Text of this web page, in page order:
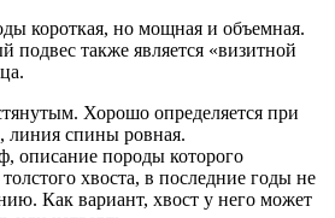
короткая, но мощная и объемная.
также является «визитной
Хорошо определяется при
линия спины ровная.
описание породы которого
хвоста, в последние годы не
Как вариант, хвост у него может